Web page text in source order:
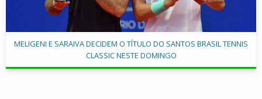
MELIGENI E SARAIVA DECIDEM O TÍTULO DO SANTOS BRASIL TENNIS
CLASSIC NESTE DOMINGO